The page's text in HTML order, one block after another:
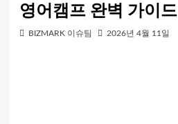
영어캠프 완벽 가이드
BIZMARK 이슈팀 2026년 4월 11일